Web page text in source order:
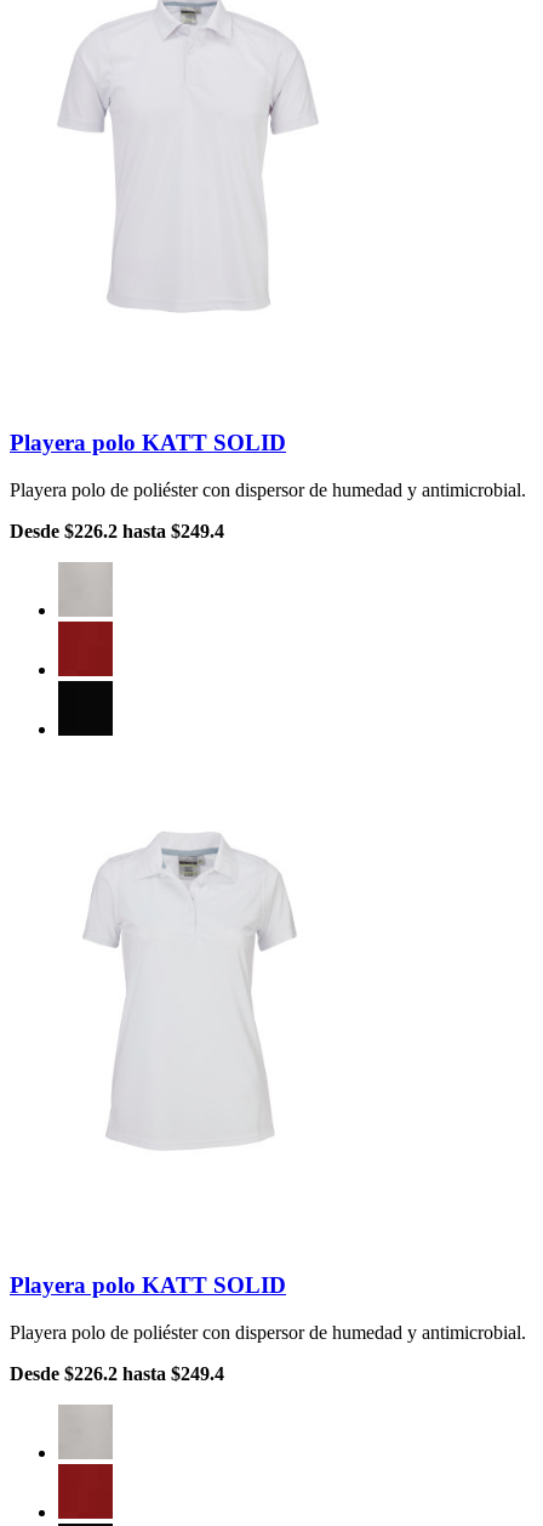
Playera polo KATT SOLID
Playera polo de poliéster con dispersor de humedad y antimicrobial.
Desde $226.2 hasta $249.4
Playera polo KATT SOLID
Playera polo de poliéster con dispersor de humedad y antimicrobial.
Desde $226.2 hasta $249.4